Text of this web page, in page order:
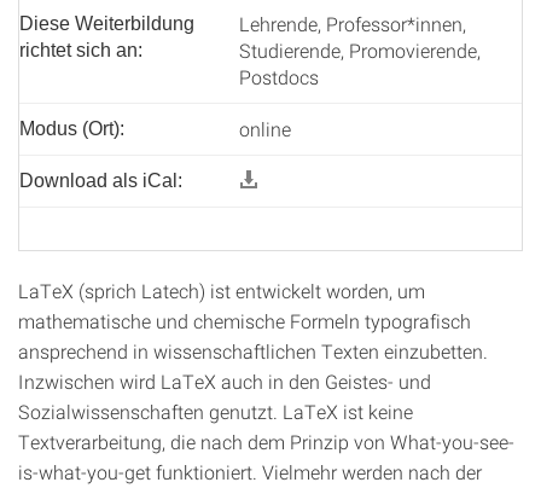
Diese Weiterbildung
richtet sich an:
Lehrende, Professor*innen,
Studierende, Promovierende,
Postdocs
Modus (Ort): online
Download als iCal:
LaTeX (sprich Latech) ist entwickelt worden, um
mathematische und chemische Formeln typografisch
ansprechend in wissenschaftlichen Texten einzubetten.
Inzwischen wird LaTeX auch in den Geistes- und
Sozialwissenschaften genutzt. LaTeX ist keine
Textverarbeitung, die nach dem Prinzip von What-you-see-
is-what-you-get funktioniert. Vielmehr werden nach der